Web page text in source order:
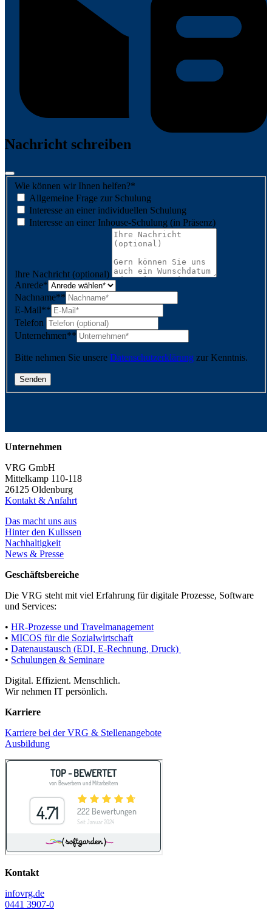
Nachricht schreiben
Wie können wir Ihnen helfen?*
Allgemeine Frage zur Schulung
Interesse an einer individuellen Schulung
Interesse an einer Inhouse-Schulung (in Präsenz)
Ihre Nachricht (optional)
Anrede*
Nachname**
E-Mail**
Telefon
Unternehmen**
Bitte nehmen Sie unsere Datenschutzerklärung zur Kenntnis.
Unternehmen
VRG GmbH
Mittelkamp 110-118
26125 Oldenburg
Kontakt & Anfahrt
Das macht uns aus
Hinter den Kulissen
Nachhaltigkeit
News & Presse
Geschäftsbereiche
Die VRG steht mit viel Erfahrung für digitale Prozesse, Software
und Services:
• HR-Prozesse und Travelmanagement
• MICOS für die Sozialwirtschaft
• Datenaustausch (EDI, E-Rechnung, Druck)
• Schulungen & Seminare
Digital. Effizient. Menschlich.
Wir nehmen IT persönlich.
Karriere
Karriere bei der VRG & Stellenangebote
Ausbildung
Kontakt
infovrg.de
0441 3907-0